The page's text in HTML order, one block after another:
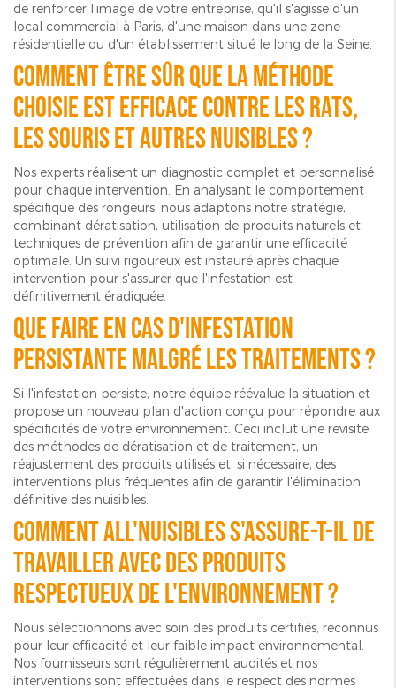
de renforcer l'image de votre entreprise, qu'il s'agisse d'un
local commercial à Paris, d'une maison dans une zone
résidentielle ou d'un établissement situé le long de la Seine.
Comment être sûr que la méthode
choisie est efficace contre les rats,
les souris et autres nuisibles ?
Nos experts réalisent un diagnostic complet et personnalisé
pour chaque intervention. En analysant le comportement
spécifique des rongeurs, nous adaptons notre stratégie,
combinant dératisation, utilisation de produits naturels et
techniques de prévention afin de garantir une efficacité
optimale. Un suivi rigoureux est instauré après chaque
intervention pour s'assurer que l'infestation est
définitivement éradiquée.
Que faire en cas d'infestation
persistante malgré les traitements ?
Si l'infestation persiste, notre équipe réévalue la situation et
propose un nouveau plan d'action conçu pour répondre aux
spécificités de votre environnement. Ceci inclut une revisite
des méthodes de dératisation et de traitement, un
réajustement des produits utilisés et, si nécessaire, des
interventions plus fréquentes afin de garantir l'élimination
définitive des nuisibles.
Comment ALL'NUISIBLES s'assure-t-il de
travailler avec des produits
respectueux de l'environnement ?
Nous sélectionnons avec soin des produits certifiés, reconnus
pour leur efficacité et leur faible impact environnemental.
Nos fournisseurs sont régulièrement audités et nos
interventions sont effectuées dans le respect des normes